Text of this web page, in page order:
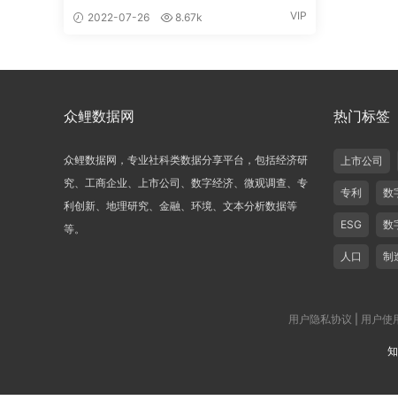
2022-07-26 8.67k VIP
众鲤数据网
众鲤数据网，专业社科类数据分享平台，包括经济研
究、工商企业、上市公司、数字经济、微观调查、专
利创新、地理研究、金融、环境、文本分析数据等
等。
热门标签
上市公司
专利 数
ESG 数
人口 制
用户隐私协议 用户使